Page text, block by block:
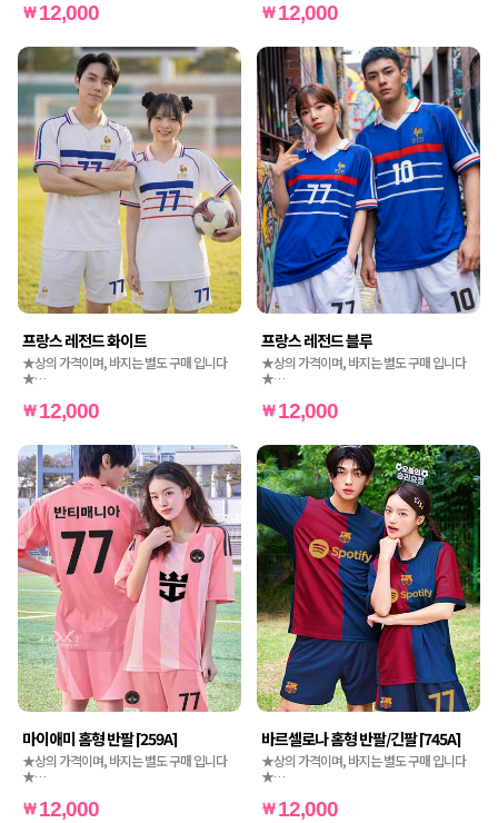
12,000 12,000
프랑스 레전드 화이트
★상의 가격이며, 바지는 별도 구매 입니다
★
12,000
프랑스 레전드 블루
★상의 가격이며, 바지는 별도 구매 입니다
★
12,000
마이애미 홈형 반팔 [259A]
★상의 가격이며, 바지는 별도 구매 입니다
★
12,000
바르셀로나 홈형 반팔/긴팔 [745A]
★상의 가격이며, 바지는 별도 구매 입니다
★
12,000